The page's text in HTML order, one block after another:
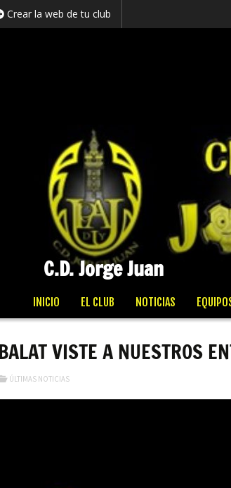
Crear la web de tu club
C.D. Jorge Juan
INICIO EL CLUB NOTICIAS
VISTE A NUESTROS
ÚLTIMAS NOTICIAS